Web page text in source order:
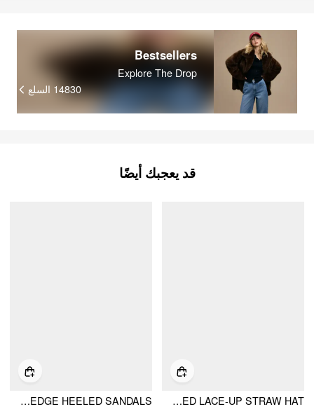
Bestsellers
Explore The Drop
14830 السلع
قد يعجبك أيضًا
BEADED LACE-UP STRAW HAT
STRIPED PLATFORM WEDGE HEELED SANDALS